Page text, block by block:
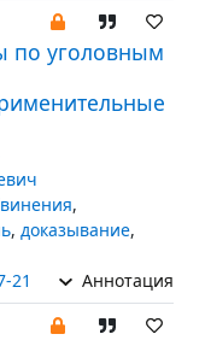
по уголовным
,
, доказывание,
21 Аннотация